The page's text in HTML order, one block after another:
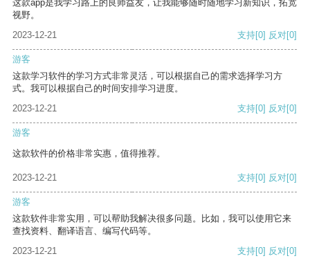
这款app是我学习路上的良师益友，让我能够随时随地学习新知识，拓宽
视野。
2023-12-21
支持[0] 反对[0]
游客
这款学习软件的学习方式非常灵活，可以根据自己的需求选择学习方
式。我可以根据自己的时间安排学习进度。
2023-12-21
支持[0] 反对[0]
游客
这款软件的价格非常实惠，值得推荐。
2023-12-21 支持[0] 反对[0]
游客
这款软件非常实用，可以帮助我解决很多问题。比如，我可以使用它来
查找资料、翻译语言、编写代码等。
2023-12-21
支持[0] 反对[0]